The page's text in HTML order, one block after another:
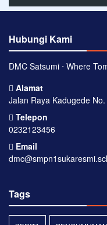
Hubungi Kami
DMC Satsumi ⋅ Where
Alamat
Jalan Raya Kadugede No.
Telepon
0232123456
Email
Tags